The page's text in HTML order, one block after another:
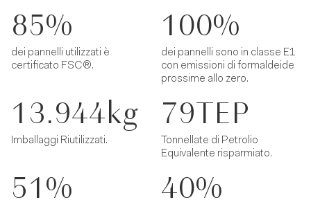
85%
dei pannelli utilizzati è
certificato FSC®.
100%
dei pannelli sono in classe E1
con emissioni di formaldeide
prossime allo zero.
13.944kg
Imballaggi Riutilizzati.
79TEP
Tonnellate di Petrolio
Equivalente risparmiato.
51% 40%